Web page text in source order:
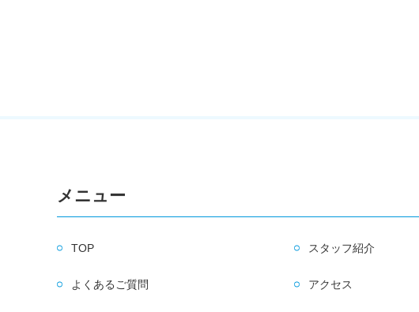
メニュー
TOP スタッフ紹介
よくあるご質問 アクセス